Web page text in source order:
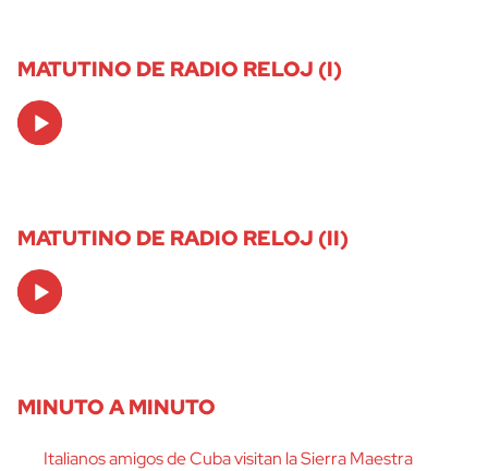
MATUTINO DE RADIO RELOJ (I)
Audio
Player
MATUTINO DE RADIO RELOJ (II)
Audio
Player
MINUTO A MINUTO
Italianos amigos de Cuba visitan la Sierra Maestra